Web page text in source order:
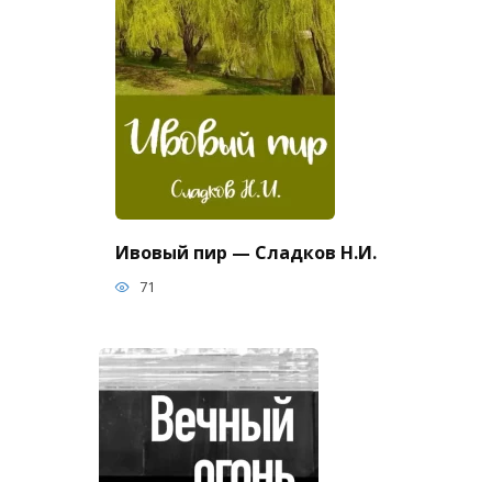
Ивовый пир — Сладков Н.И.
71